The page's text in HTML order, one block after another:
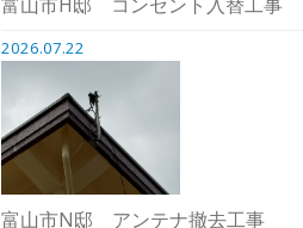
2026.07.22
富山市N邸 アンテナ撤去工事